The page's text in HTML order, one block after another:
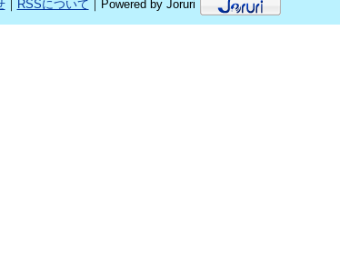
｜ RSSについて ｜Powered by Joruri